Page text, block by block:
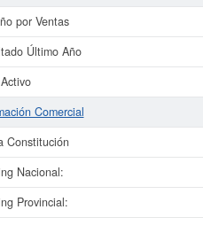
por Ventas
Último Año
Comercial
Constitución
Nacional:
Provincial: